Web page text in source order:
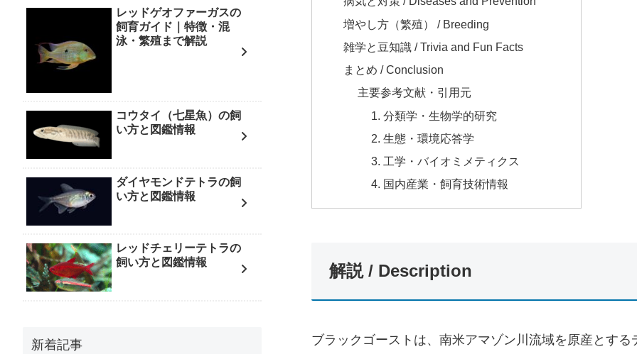
増やし方（繁殖） / Breeding
雑学と豆知識 / Trivia and Fun Facts
まとめ / Conclusion
主要参考文献・引用元
1. 分類学・生物学的研究
2. 生態・環境応答学
3. 工学・バイオミメティクス
4. 国内産業・飼育技術情報
解説 / Description
ブラックゴーストは、南米アマゾン川流域を原産とす
レッドゲオファーガスの
飼育ガイド｜特徴・混
泳・繁殖まで解説
コウタイ（七星魚）の飼
い方と図鑑情報
ダイヤモンドテトラの飼
い方と図鑑情報
レッドチェリーテトラの
飼い方と図鑑情報
新着記事